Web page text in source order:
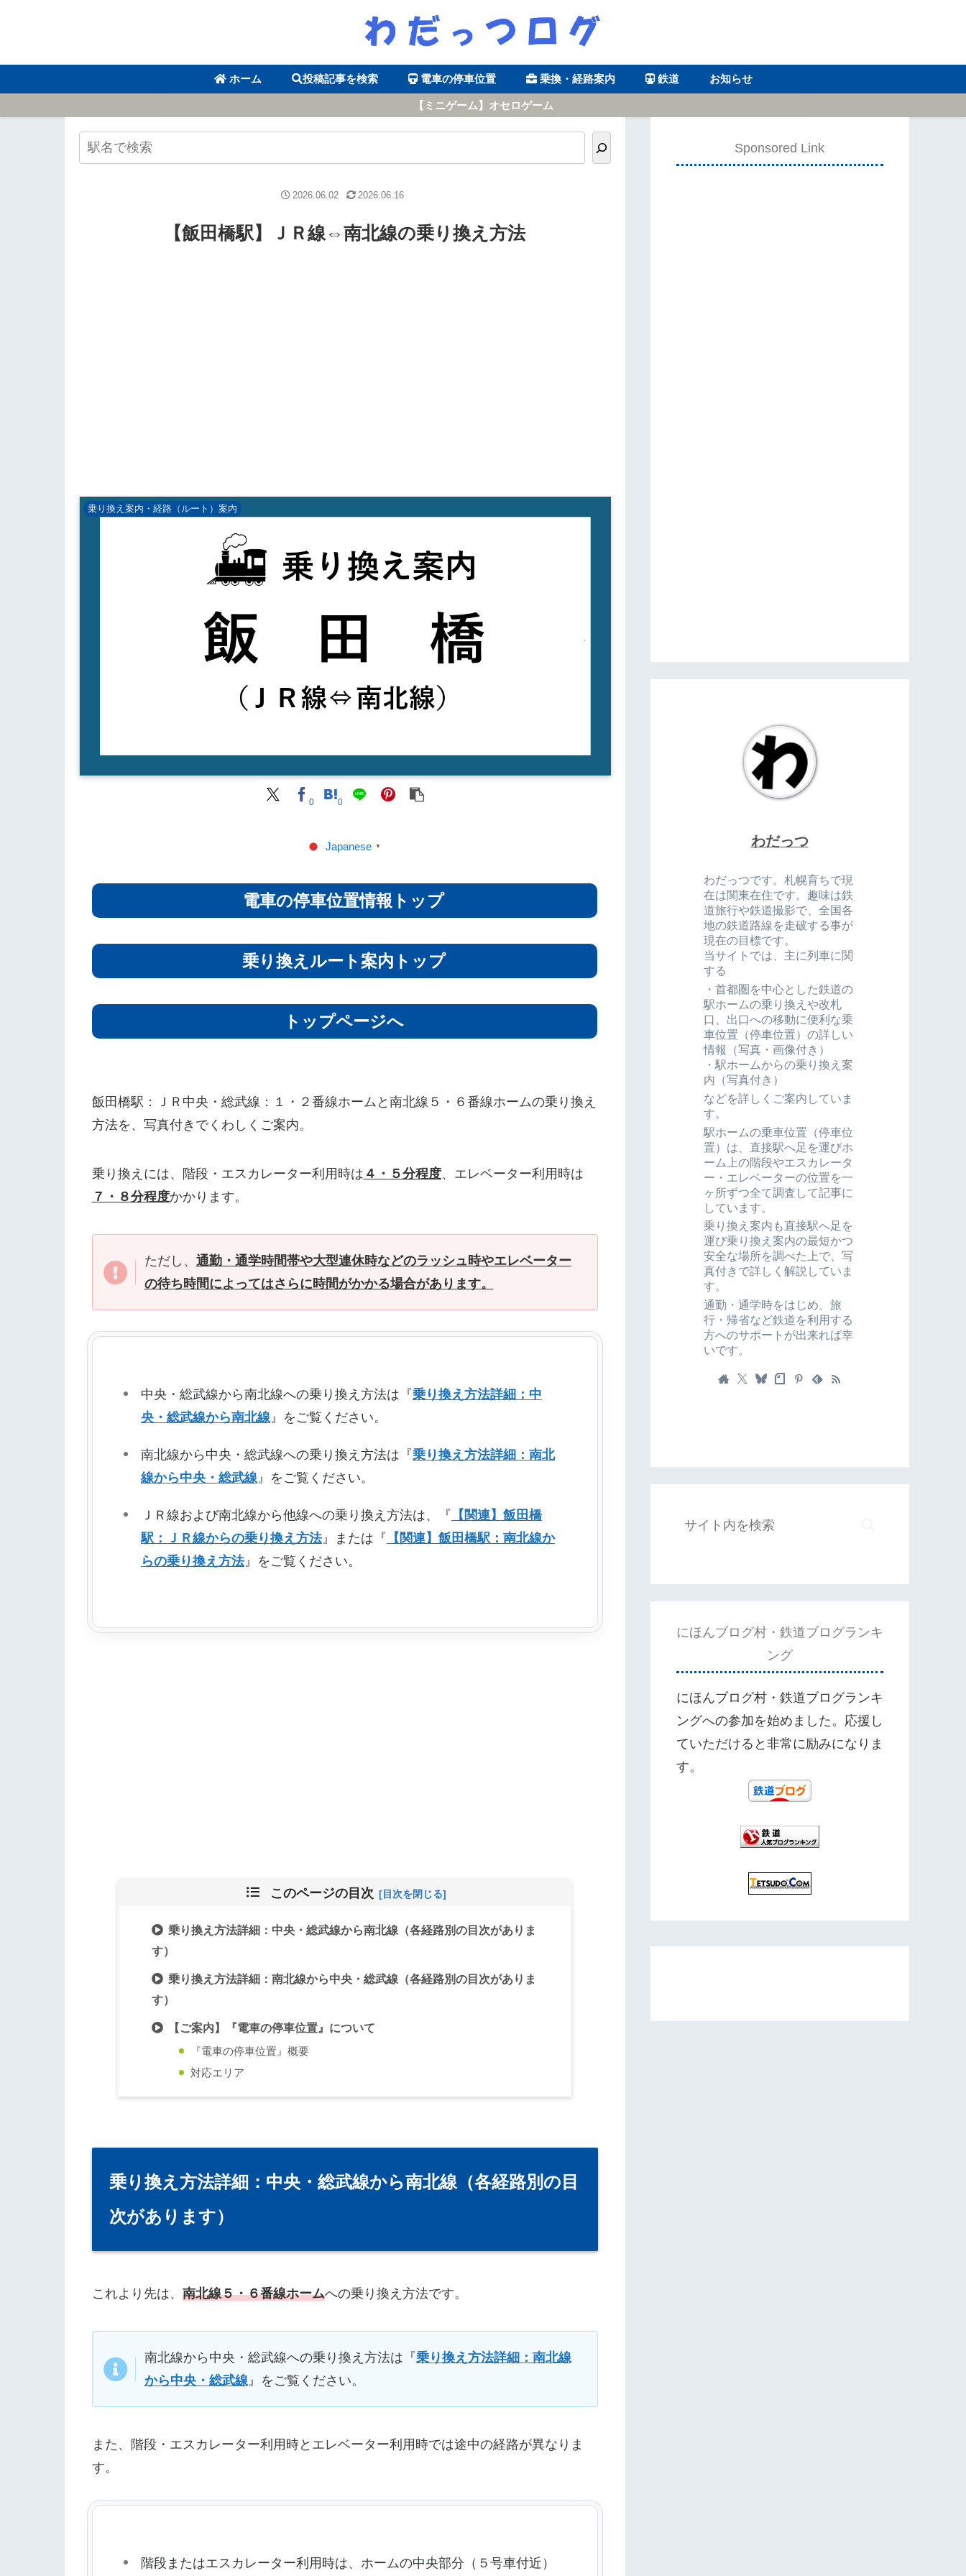
ホーム 投稿記事を検索 電車の停車位置 乗換・経路案内 鉄道 お知らせ
【ミニゲーム】オセロゲーム
【飯田橋駅】ＪＲ線⇔南北線の乗り換え方法
乗り換え案内・経路（ルート）案内
0 0
2026.06.02 2026.06.16
Japanese ▼
電車の停車位置情報トップ
乗り換えルート案内トップ
トップページへ
飯田橋駅：ＪＲ中央・総武線：１・２番線ホームと南北線５・６番線ホームの乗り換え
方法を、写真付きでくわしくご案内。
乗り換えには、階段・エスカレーター利用時は ４・５分程度、エレベーター利用時は
７・８分程度かかります。
ただし、 通勤・通学時間帯や大型連休時などのラッシュ時やエレベーター
の待ち時間によってはさらに時間がかかる場合があります。
中央・総武線から南北線への乗り換え方法は『乗り換え方法詳細：中
央・総武線から南北線 』をご覧ください。
南北線から中央・総武線への乗り換え方法は『乗り換え方法詳細：南北
線から中央・総武線 』をご覧ください。
ＪＲ線および南北線から他線への乗り換え方法は、『
【関連】飯田橋
駅：ＪＲ線からの乗り換え方法』または『
【関連】飯田橋駅：南北線か
らの乗り換え方法』をご覧ください。
このページの目次
乗り換え方法詳細：中央・総武線から南北線（各経路別の目次がありま
す）
乗り換え方法詳細：南北線から中央・総武線（各経路別の目次がありま
す）
【ご案内】『電車の停車位置』について
『電車の停車位置』概要
対応エリア
乗り換え方法詳細：中央・総武線から南北線（各経路別の目
次があります）
これより先は、 南北線５・６番線ホームへの乗り換え方法です。
南北線から中央・総武線への乗り換え方法は『乗り換え方法詳細：南北線
から中央・総武線 』をご覧ください。
また、階段・エスカレーター利用時とエレベーター利用時では途中の経路が異なりま
す。
階段またはエスカレーター利用時は、ホームの中央部分（５号車付近）
Sponsored Link
わだっつ
わだっつです。札幌育ちで現
在は関東在住です。趣味は鉄
道旅行や鉄道撮影で、全国各
地の鉄道路線を走破する事が
現在の目標です。
当サイトでは、主に列車に関
する
・首都圏を中心とした鉄道の
駅ホームの乗り換えや改札
口、出口への移動に便利な乗
車位置（停車位置）の詳しい
情報（写真・画像付き）
・駅ホームからの乗り換え案
内（写真付き）
などを詳しくご案内していま
す。
駅ホームの乗車位置（停車位
置）は、直接駅へ足を運びホ
ーム上の階段やエスカレータ
ー・エレベーターの位置を一
ヶ所ずつ全て調査して記事に
しています。
乗り換え案内も直接駅へ足を
運び乗り換え案内の最短かつ
安全な場所を調べた上で、写
真付きで詳しく解説していま
す。
通勤・通学時をはじめ、旅
行・帰省など鉄道を利用する
方へのサポートが出来れば幸
いです。
にほんブログ村・鉄道ブログランキ
ング
にほんブログ村・鉄道ブログランキ
ングへの参加を始めました。応援し
ていただけると非常に励みになりま
す。